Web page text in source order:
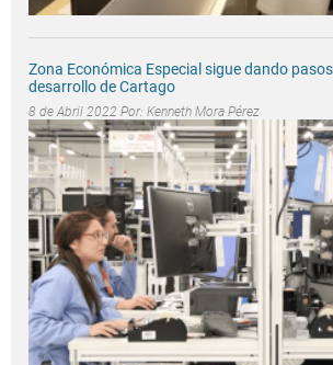
Zona Económica Especial sigue dando
desarrollo de Cartago
8 de Abril 2022 Por: Kenneth Mora Pérez